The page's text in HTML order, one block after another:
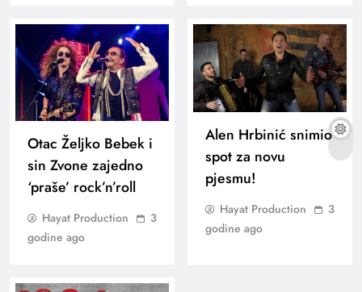
Otac Željko Bebek i
sin Zvone zajedno
‘praše’ rock’n’roll
Hayat Production
3
godine ago
Alen Hrbinić snimio
spot za novu
pjesmu!
Hayat Production
3
godine ago